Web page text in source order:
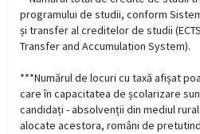
programului de studii, conform
și transfer al creditelor de studii
Transfer and Accumulation System).
***Numărul de locuri cu taxă afișat
care în capacitatea de școlarizare
candidați - absolvenții din mediul
alocate acestora, români de